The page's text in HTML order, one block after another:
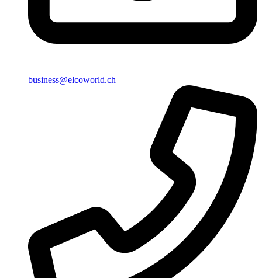
business@elcoworld.ch